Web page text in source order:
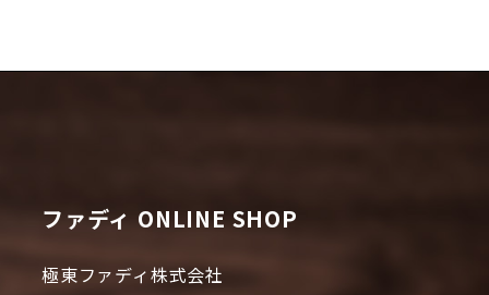
ファディ ONLINE SHOP
極東ファディ株式会社